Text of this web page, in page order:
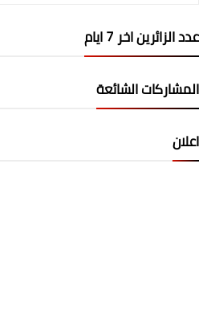
عدد الزائرين اخر 7 ايام
المشاركات الشائعة
اعلان